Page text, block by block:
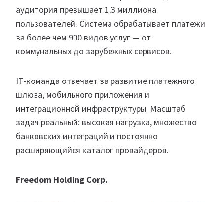
аудитория превышает 1,3 миллиона
пользователей. Система обрабатывает платежи
за более чем 900 видов услуг — от
коммунальных до зарубежных сервисов.
IT-команда отвечает за развитие платежного
шлюза, мобильного приложения и
интеграционной инфраструктуры. Масштаб
задач реальный: высокая нагрузка, множество
банковских интеграций и постоянно
расширяющийся каталог провайдеров.
Freedom Holding Corp.